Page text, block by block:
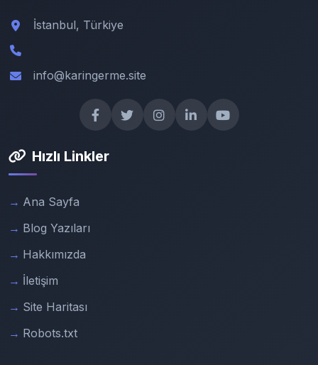
İstanbul, Türkiye
info@karingerme.site
Hızlı Linkler
Ana Sayfa
Blog Yazıları
Hakkımızda
İletişim
Site Haritası
Robots.txt